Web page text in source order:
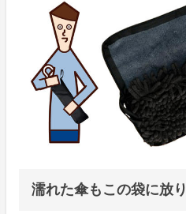
濡れた傘もこの袋に放